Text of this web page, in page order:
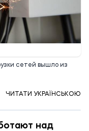
сетей вышло из
ЧИТАТИ УКРАЇНСЬКОЮ
над